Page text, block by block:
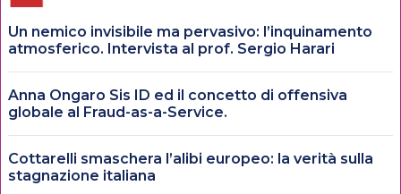
Un nemico invisibile ma pervasivo: l’inquinamento
atmosferico. Intervista al prof. Sergio Harari
Anna Ongaro Sis ID ed il concetto di offensiva
globale al Fraud-as-a-Service.
Cottarelli smaschera l’alibi europeo: la verità sulla
stagnazione italiana